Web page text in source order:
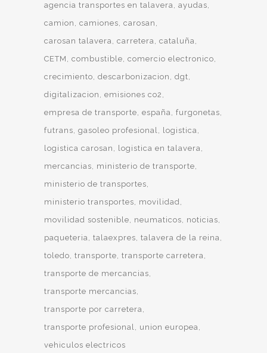
agencia transportes en talavera ayudas
camion
camiones carosan
carosan talavera carretera cataluña
CETM
combustible comercio electronico
crecimiento descarbonizacion
dgt
digitalizacion
emisiones co2
empresa de transporte españa furgonetas
futrans gasoleo profesional
logistica
logistica carosan
logistica en talavera
mercancias
ministerio de transporte
ministerio de transportes
ministerio transportes
movilidad
movilidad sostenible
neumaticos
noticias
paqueteria talaexpres talavera de la reina
toledo transporte transporte carretera
transporte de mercancias
transporte mercancias
transporte por carretera
transporte profesional
union europea
vehiculos electricos